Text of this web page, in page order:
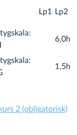
Lp1 Lp2
6,0hp
1,5hp
2 (obligatorisk)